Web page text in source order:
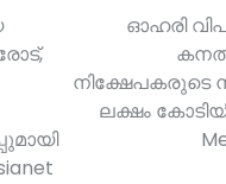
ഓഹരി
നിക്ഷേപകരുടെ
ലക്ഷം